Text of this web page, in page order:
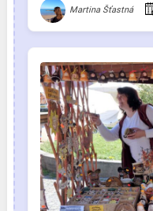
na jednom místě
Martina Šťastná